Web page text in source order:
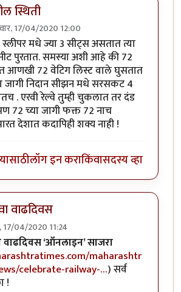
स्थिती
17/04/2020 12:00
...byहेमंतकुमार
मधे ज्या 3 सीट्स असतात त्या
पुरतात. समस्या अशी आहे की 72
आणखी 72 वेटिग लिस्ट वाले घुसतात
जागी निदान सीझन मधे सरसकट 4
. एरवी रेल्वे तुम्ही चुकलात तर दंड
72 च्या जागी फक्त 72 नाच
देशात कदापिही शक्य नाही !
लॉग इन कराकिंवासदस्य व्हा
वाढदिवस
17/04/2020 11:24
‘ऑनलाइन’ साजरा
maharashtr
celebrate-railway-…) सर्व
!